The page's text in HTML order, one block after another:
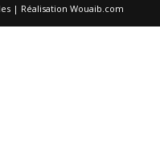
| Réalisation Wouaib.com